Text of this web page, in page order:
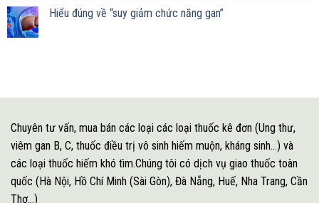
Hiểu đúng về “suy giảm chức năng gan”
Chuyên tư vấn, mua bán các loại các loại thuốc kê đơn (Ung thư,
viêm gan B, C, thuốc điều trị vô sinh hiếm muộn, kháng sinh...) và
các loại thuốc hiếm khó tìm.Chúng tôi có dịch vụ giao thuốc toàn
quốc (Hà Nội, Hồ Chí Minh (Sài Gòn), Đà Nẵng, Huế, Nha Trang, Cần
Thơ...)